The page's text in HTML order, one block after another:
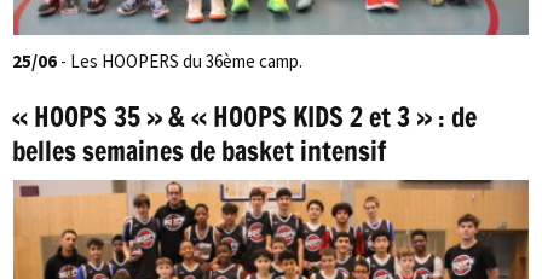
25/06 - Les HOOPERS du 36ème camp.
« HOOPS 35 » & « HOOPS KIDS 2 et 3 » : de
belles semaines de basket intensif